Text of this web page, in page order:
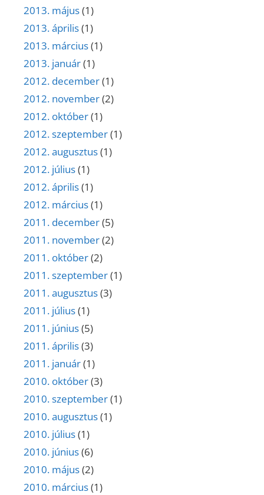
2013. május(1)
2013. április(1)
2013. március(1)
2013. január(1)
2012. december(1)
2012. november(2)
2012. október(1)
2012. szeptember(1)
2012. augusztus(1)
2012. július(1)
2012. április(1)
2012. március(1)
2011. december(5)
2011. november(2)
2011. október(2)
2011. szeptember(1)
2011. augusztus(3)
2011. július(1)
2011. június(5)
2011. április(3)
2011. január(1)
2010. október(3)
2010. szeptember(1)
2010. augusztus(1)
2010. július(1)
2010. június(6)
2010. május(2)
2010. március(1)